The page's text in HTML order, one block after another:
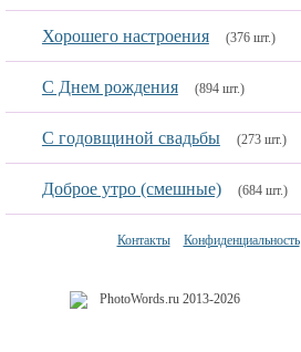
Хорошего настроения (376 шт.)
С Днем рождения (894 шт.)
C годовщиной свадьбы (273 шт.)
Доброе утро (смешные) (684 шт.)
Контакты Конфиденциальность
PhotoWords.ru 2013-2026